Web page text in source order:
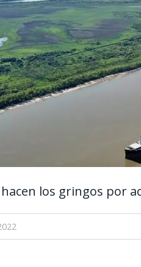
hacen los gringos por